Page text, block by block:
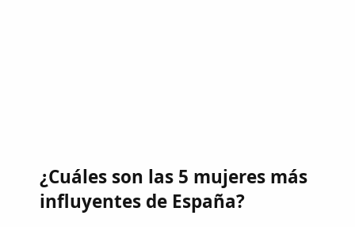
¿Cuáles son las 5 mujeres más
influyentes de España?